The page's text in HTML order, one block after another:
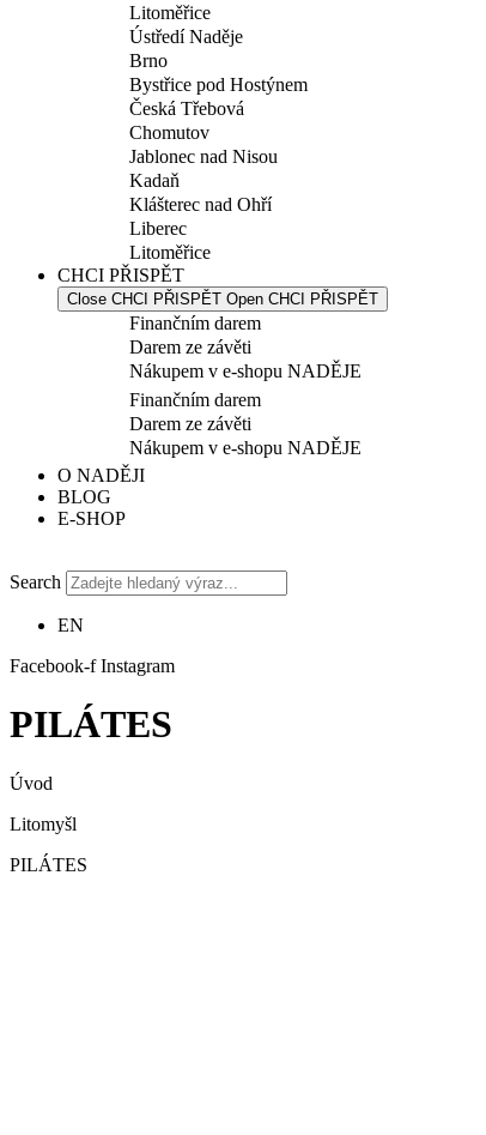
Litoměřice
Ústředí Naděje
Brno
Bystřice pod Hostýnem
Česká Třebová
Chomutov
Jablonec nad Nisou
Kadaň
Klášterec nad Ohří
Liberec
Litoměřice
CHCI PŘISPĚT
Close CHCI PŘISPĚT Open CHCI PŘISPĚT
Finančním darem
Darem ze závěti
Nákupem v e-shopu NADĚJE
Finančním darem
Darem ze závěti
Nákupem v e-shopu NADĚJE
O NADĚJI
BLOG
E-SHOP
Search
EN
Facebook-f Instagram
PILÁTES
Úvod
Litomyšl
PILÁTES